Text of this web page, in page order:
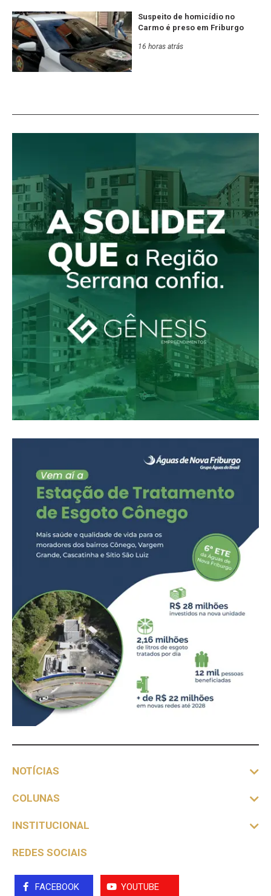
Suspeito de homicídio no
Carmo é preso em Friburgo
16 horas atrás
NOTÍCIAS
COLUNAS
INSTITUCIONAL
REDES SOCIAIS
FACEBOOK YOUTUBE